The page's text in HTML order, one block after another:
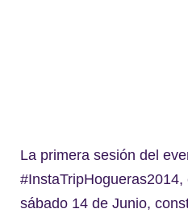
La primera sesión del
#InstaTripHogueras2014,
sábado 14 de Junio,